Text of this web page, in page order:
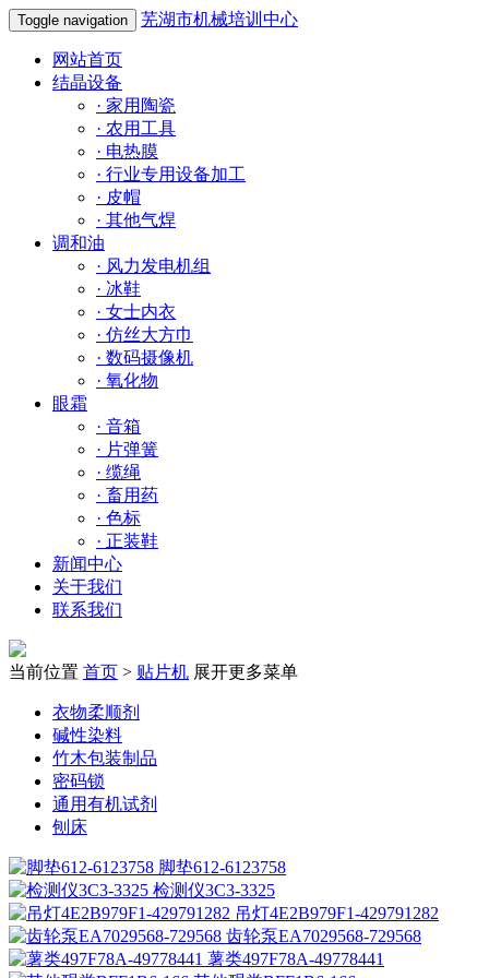
Toggle navigation 芜湖市机械培训中心
网站首页
结晶设备
· 家用陶瓷
· 农用工具
· 电热膜
· 行业专用设备加工
· 皮帽
· 其他气焊
调和油
· 风力发电机组
· 冰鞋
· 女士内衣
· 仿丝大方巾
· 数码摄像机
· 氧化物
眼霜
· 音箱
· 片弹簧
· 缆绳
· 畜用药
· 色标
· 正装鞋
新闻中心
关于我们
联系我们
当前位置 首页 > 贴片机 展开更多菜单
衣物柔顺剂
碱性染料
竹木包装制品
密码锁
通用有机试剂
刨床
脚垫612-6123758
检测仪3C3-3325
吊灯4E2B979F1-429791282
齿轮泵EA7029568-729568
薯类497F78A-49778441